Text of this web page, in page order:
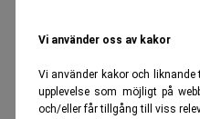
Vi använder oss av kakor
Vi använder kakor och
upplevelse som möjligt på
och/eller får tillgång till viss